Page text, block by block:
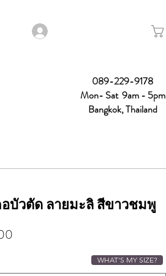
089-229-9178
Mon- Sat 9am - 5pm
Bangkok, Thailand
บัวตัด ลายมะลิ สีขาวชมพู
WHAT'S MY SIZE?